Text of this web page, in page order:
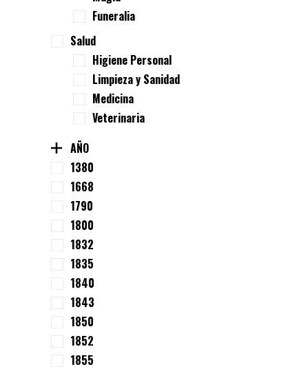
Funeralia
Salud
Higiene Personal
Limpieza y Sanidad
Medicina
Veterinaria
AÑO
1380
1668
1790
1800
1832
1835
1840
1843
1850
1852
1855